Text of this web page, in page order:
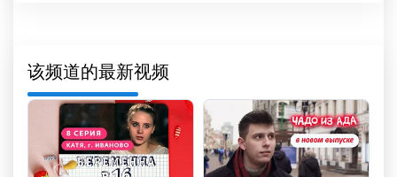
现在，每个人都可以免费在线观看余秋雨频道，无需
注册。借助互联网上的实时流媒体，观众可以实时欣
赏自己喜爱的节目和表演。这样，您就可以了解最新
新闻、时尚潮流和流行音乐。
Yu 频道针对青少年和年轻人的兴趣提供各种内容。
该频道的最新视频